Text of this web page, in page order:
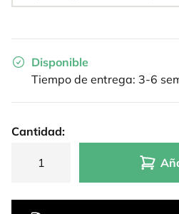
Disponible
Tiempo de entrega: 3-6
Cantidad: